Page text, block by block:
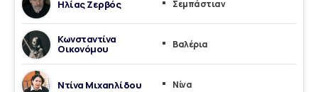
Ηλίας Ζερβός Σεμπάστιαν
Κωνσταντίνα
Οικονόμου Βαλέρια
Ντίνα Μιχαηλίδου Νίνα